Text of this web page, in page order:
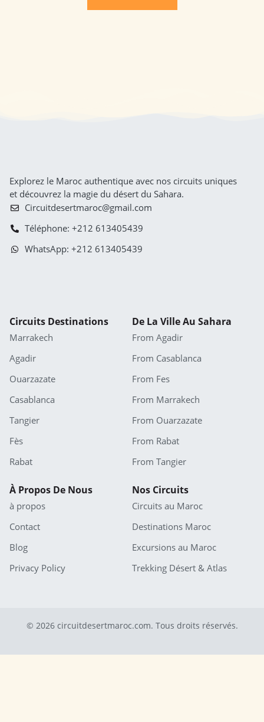
Explorez le Maroc authentique avec nos circuits uniques
et découvrez la magie du désert du Sahara.
Circuitdesertmaroc@gmail.com
Téléphone: +212 613405439
WhatsApp: +212 613405439
Circuits Destinations
Marrakech
Agadir
Ouarzazate
Casablanca
Tangier
Fès
Rabat
De La Ville Au Sahara
From Agadir
From Casablanca
From Fes
From Marrakech
From Ouarzazate
From Rabat
From Tangier
À Propos De Nous
à propos
Contact
Blog
Privacy Policy
Nos Circuits
Circuits au Maroc
Destinations Maroc
Excursions au Maroc
Trekking Désert & Atlas
© 2026 circuitdesertmaroc.com. Tous droits réservés.